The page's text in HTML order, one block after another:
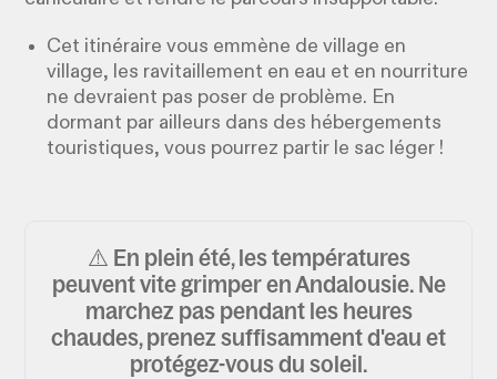
Cet itinéraire vous emmène de village en
village, les ravitaillement en eau et en nourriture
ne devraient pas poser de problème. En
dormant par ailleurs dans des hébergements
touristiques, vous pourrez partir le sac léger !
⚠️ En plein été, les températures
peuvent vite grimper en Andalousie. Ne
marchez pas pendant les heures
chaudes, prenez suffisamment d'eau et
protégez-vous du soleil.